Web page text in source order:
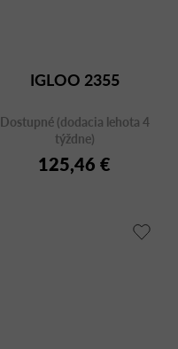
IGLOO 2355
Dostupné (dodacia lehota 4
týždne)
125,46 €